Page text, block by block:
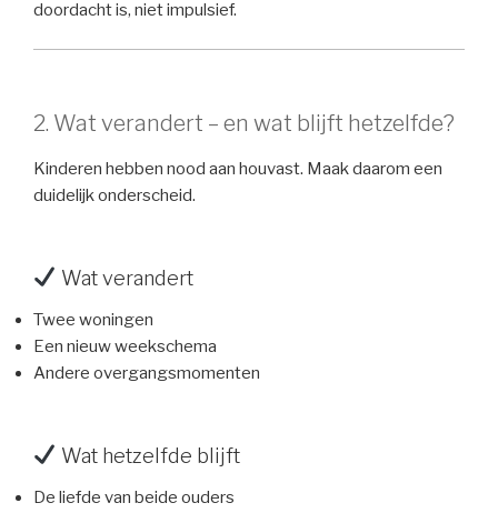
doordacht is, niet impulsief.
2. Wat verandert – en wat blijft hetzelfde?
Kinderen hebben nood aan houvast. Maak daarom een
duidelijk onderscheid.
Wat verandert
Twee woningen
Een nieuw weekschema
Andere overgangsmomenten
Wat hetzelfde blijft
De liefde van beide ouders